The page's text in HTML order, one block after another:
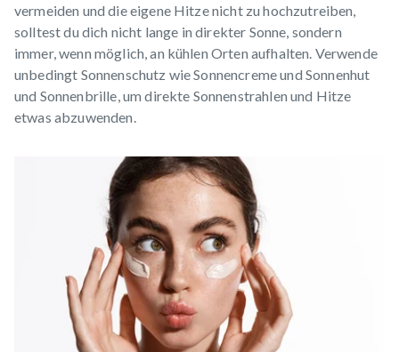
vermeiden und die eigene Hitze nicht zu hochzutreiben,
solltest du dich nicht lange in direkter Sonne, sondern
immer, wenn möglich, an kühlen Orten aufhalten. Verwende
unbedingt Sonnenschutz wie Sonnencreme und Sonnenhut
und Sonnenbrille, um direkte Sonnenstrahlen und Hitze
etwas abzuwenden.